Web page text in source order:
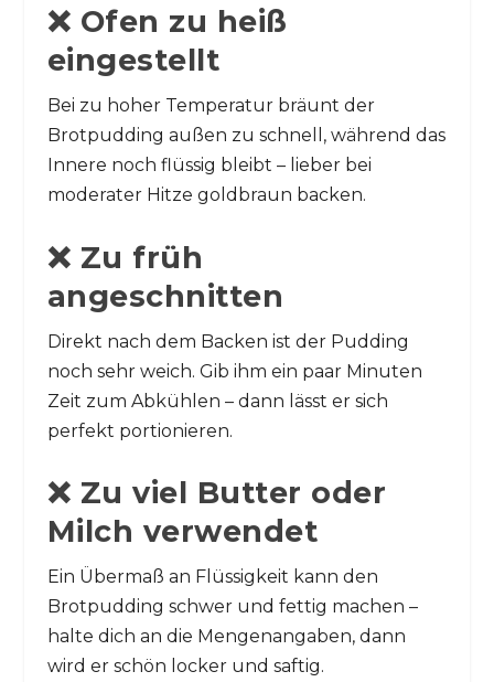
❌ Ofen zu heiß
eingestellt
Bei zu hoher Temperatur bräunt der
Brotpudding außen zu schnell, während das
Innere noch flüssig bleibt – lieber bei
moderater Hitze goldbraun backen.
❌ Zu früh
angeschnitten
Direkt nach dem Backen ist der Pudding
noch sehr weich. Gib ihm ein paar Minuten
Zeit zum Abkühlen – dann lässt er sich
perfekt portionieren.
❌ Zu viel Butter oder
Milch verwendet
Ein Übermaß an Flüssigkeit kann den
Brotpudding schwer und fettig machen –
halte dich an die Mengenangaben, dann
wird er schön locker und saftig.